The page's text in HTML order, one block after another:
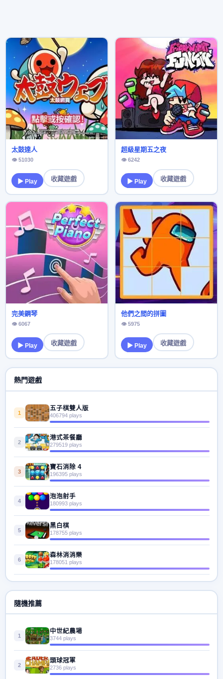
太鼓達人
👁 51030
▶ Play 收藏遊戲
超級星期五之夜
👁 6242
▶ Play 收藏遊戲
完美鋼琴
👁 6067
▶ Play 收藏遊戲
他們之間的拼圖
👁 5975
▶ Play 收藏遊戲
熱門遊戲
1
五子棋雙人版
406794 plays
2
港式茶餐廳
279519 plays
3
寶石消除 4
196395 plays
4
泡泡射手
180993 plays
5
黑白棋
178755 plays
6
森林消消樂
178051 plays
隨機推薦
1
中世紀農場
3744 plays
2
頭球冠軍
2736 plays